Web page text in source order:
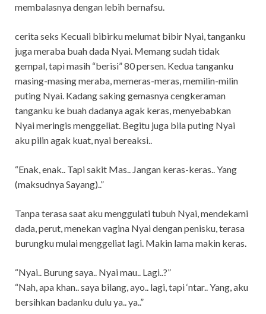
membalasnya dengan lebih bernafsu.
cerita seks Kecuali bibirku melumat bibir Nyai, tanganku
juga meraba buah dada Nyai. Memang sudah tidak
gempal, tapi masih “berisi” 80 persen. Kedua tanganku
masing-masing meraba, memeras-meras, memilin-milin
puting Nyai. Kadang saking gemasnya cengkeraman
tanganku ke buah dadanya agak keras, menyebabkan
Nyai meringis menggeliat. Begitu juga bila puting Nyai
aku pilin agak kuat, nyai bereaksi..
“Enak, enak.. Tapi sakit Mas.. Jangan keras-keras.. Yang
(maksudnya Sayang)..”
Tanpa terasa saat aku menggulati tubuh Nyai, mendekami
dada, perut, menekan vagina Nyai dengan penisku, terasa
burungku mulai menggeliat lagi. Makin lama makin keras.
“Nyai.. Burung saya.. Nyai mau.. Lagi..?”
“Nah, apa khan.. saya bilang, ayo.. lagi, tapi ‘ntar.. Yang, aku
bersihkan badanku dulu ya.. ya..”